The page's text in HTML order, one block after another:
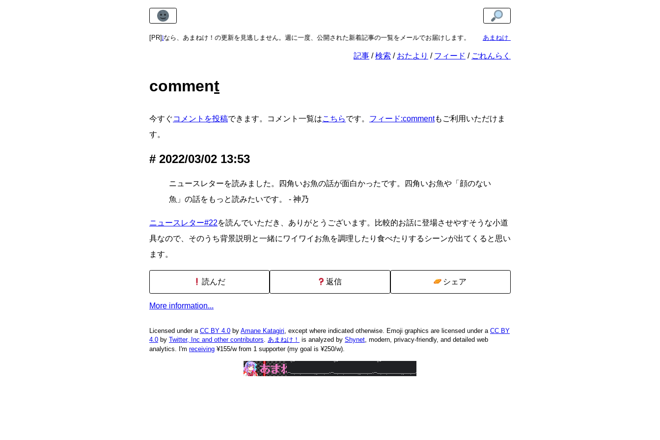
[PR]
あまねけ！新着記事通知なら、あまねけ！の更新を見逃しません。週に一度、公開された新着記事の一覧をメールでお届けします。 あまねけ！新着記事通知
記事 検索 おたより フィード ごれんらく
comment
今すぐコメントを投稿できます。コメント一覧はこちらです。 フィード:commentもご利用いただけま
す。
2022/03/02 13:53
ニュースレターを読みました。四角いお魚の話が面白かったです。四角いお魚や「顔のない
魚」の話をもっと読みたいです。 - 神乃
ニュースレター#22を読んでいただき、ありがとうございます。比較的お話に登場させやすそうな小道
具なので、そのうち背景説明と一緒にワイワイお魚を調理したり食べたりするシーンが出てくると思い
ます。
読んだ 返信 シェア
More information...
Licensed under a CC BY 4.0 by Amane Katagiri, except where indicated otherwise. Emoji graphics are licensed under a CC BY
4.0 by Twitter, Inc and other contributors. あまねけ！ is analyzed by Shynet, modern, privacy-friendly, and detailed web
analytics. I'm receiving ¥155/w from 1 supporter (my goal is ¥250/w).